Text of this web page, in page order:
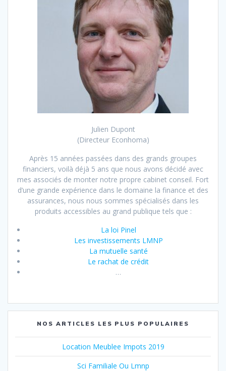
Julien Dupont
(Directeur Econhoma)
Après 15 années passées dans des grands groupes
financiers, voilà déjà 5 ans que nous avons décidé avec
mes associés de monter notre propre cabinet conseil. Fort
d’une grande expérience dans le domaine la finance et des
assurances, nous nous sommes spécialisés dans les
produits accessibles au grand publique tels que :
La loi Pinel
Les investissements LMNP
La mutuelle santé
Le rachat de crédit
…
NOS ARTICLES LES PLUS POPULAIRES
Location Meublee Impots 2019
Sci Familiale Ou Lmnp